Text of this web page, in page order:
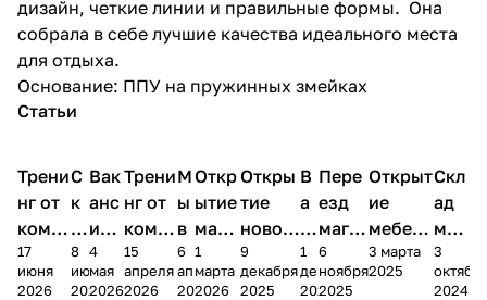
дизайн, четкие линии и правильные формы. Она
собрала в себе лучшие качества идеального места
для отдыха.
Основание: ППУ на пружинных змейках
Статьи
Трени
нг от
комп
ании
Мело
17
июня
2026
С
к
и
д
к
8
июня
2026
Вак
анс
ия в
Чеб
окс
4
мая
2026
Трени
нг от
комп
ании
Мело
15
апреля
2026
М
ы
в
М
А
6
апреля
2026
Откр
ытие
мага
зина
в
1
марта
2026
Откры
тие
новог
о
магаз
9
декабря
2025
В
а
к
а
н
1
декабря
2025
Пере
езд
магаз
ина в
г.
6
ноября
2025
Открыт
ие
мебель
ного
салона
3 марта
2025
Скл
ад
меб
ели
пер
3
2024